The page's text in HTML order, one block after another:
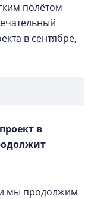
полётом
в сентябре,
в
мы продолжим